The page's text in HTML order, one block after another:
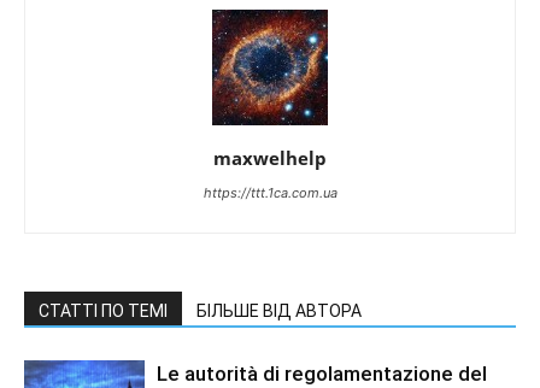
maxwelhelp
https://ttt.1ca.com.ua
СТАТТІ ПО ТЕМІ БІЛЬШЕ ВІД АВТОРА
Le autorità di regolamentazione del